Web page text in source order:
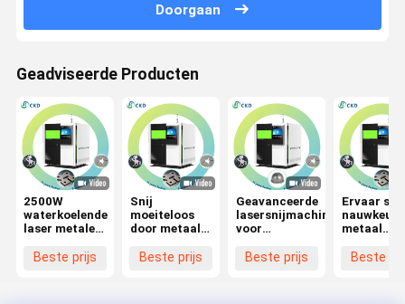
Doorgaan
Geadviseerde Producten
2500W
waterkoelende
laser metalen
De perfecte
Beste prijs
Snij
moeiteloos
door metaal
High-
Beste prijs
Geavanceerde
lasersnijmachine
voor
met hoge
Beste prijs
Ervaar
metaal
onze laser
Beste